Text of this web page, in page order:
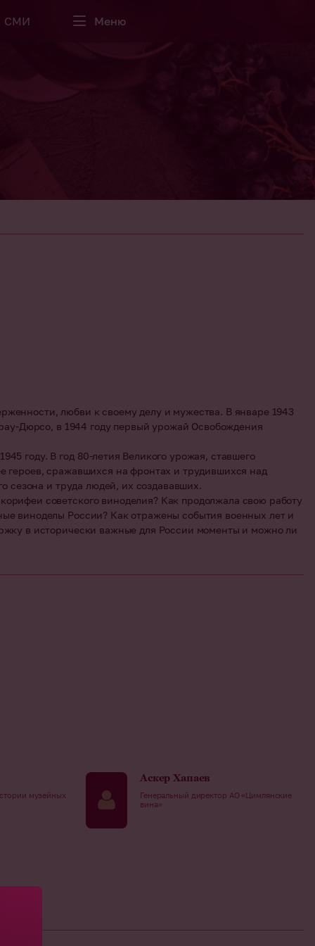
СМИ Меню
любви к своему делу и мужества. В январе 1943
Дюрсо, в 1944 году первый урожай Освобождения
году. В год 80-летия Великого урожая, ставшего
героев, сражавшихся на фронтах и трудившихся над
сезона и труда людей, их создававших.
советского виноделия? Как продолжала свою работу
виноделы России? Как отражены события военных лет и
в исторически важные для России моменты и можно ли
музейных
Аскер Хапаев
Генеральный директор АО «Цимлянские
вина»